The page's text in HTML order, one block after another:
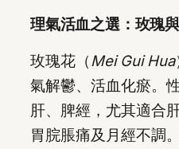
理氣活血之選：玫瑰
玫瑰花（ Mei Gui Hua
氣解鬱、活血化瘀。
肝、脾經，尤其適合
胃脘脹痛及月經不調